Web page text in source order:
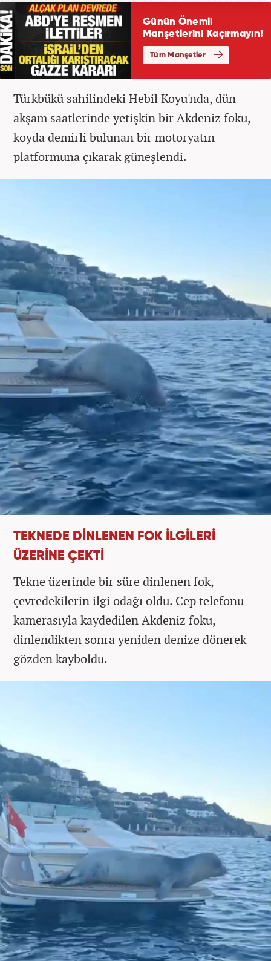
Türkbükü sahilindeki Hebil Koyu'nda, dün
akşam saatlerinde yetişkin bir Akdeniz foku,
koyda demirli bulunan bir motoryatın
platformuna çıkarak güneşlendi.
TEKNEDE DİNLENEN FOK İLGİLERİ
ÜZERİNE ÇEKTİ
Tekne üzerinde bir süre dinlenen fok,
çevredekilerin ilgi odağı oldu. Cep telefonu
kamerasıyla kaydedilen Akdeniz foku,
dinlendikten sonra yeniden denize dönerek
gözden kayboldu.